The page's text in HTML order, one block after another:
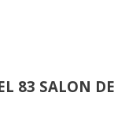
83 SALON DE